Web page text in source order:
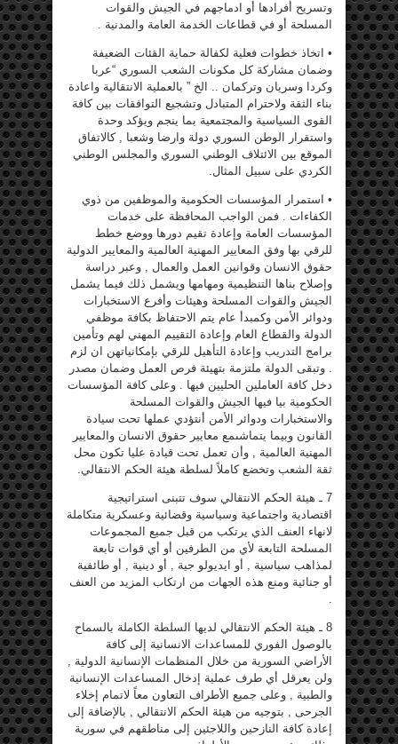
وتسريح أفرادها أو ادماجهم في الجيش والقوات
المسلحة أو في قطاعات الخدمة العامة والمدنية .
• اتخاذ خطوات فعلية لكفالة حماية القئات الضعيفة
وضمان مشاركة كل مكونات الشعب السوري “عربا
وكردا وسريان وتركمان .. الخ ” بالعملية الانتقالية واعادة
بناء الثقة ولاحترام المتبادل وتشجيع التوافقات بين كافة
القوى السياسية والمجتمعية بما ينجم ويؤكد وحدة
واستقرار الوطن السوري دولة وارضا وشعبا , كالاتفاق
الموقع بين الائتلاف الوطني السوري والمجلس الوطني
الكردي على سبيل المثال.
• استمرار المؤسسات الحكومية والموظفين من ذوي
الكفاءات . فمن الواجب المحافظة على خدمات
المؤسسات العامة وإعادة تقيم دورها ووضع خطط
للرقي بها وفق المعايير المهنية العالمية والمعايير الدولية
حقوق الانسان وقوانين العمل والعمال , وعبر دراسة
وإصلاح بناها التنظيمية ومهامها ويشمل ذلك فيما يشمل
الجيش والقوات المسلحة وهيئات وأفرع الاستخبارات
ودوائر الأمن وكمبدأ عام يتم الاحتفاظ بكافة موظفي
الدولة والقطاع العام وإعادة التقييم المهني لهم وتأمين
برامج التدريب وإعادة التأهيل للرقي بإمكانياتهن ان لزم
. وتبقى الدولة ملتزمة بتهيئة فرص العمل وضمان مصدر
دخل كافة العاملين الحليين فيها . وعلى كافة المؤسسات
الحكومية بيا فيها الجيش والقوات المسلحة
والاستخبارات ودوائر الأمن أنتؤدي عملها تحت سيادة
القانون وبيما يتماشىمع معايير حقوق الانسان والمعايير
المهنية العالمية , وأن تعمل تحت قيادة عليا تكون محل
ثقة الشعب وتخضع كاملاً لسلطة هيئة الحكم الانتقالي.
7 ـ هيئة الحكم الانتقالي سوف تتبنى استراتيجية
اقتصادية واجتماعية وسياسية وقضائية وعسكرية متكاملة
لانهاء العنف الذي يرتكب من قبل جميع المجموعات
المسلحة التابعة لأي من الطرفين أو أي قوات تابعة
لمذاهب سياسية , أو ايديولو جية , أو دينية , أو طائفية
أو جنائية ومنع هذه الجهات من ارتكاب المزيد من العنف
.
8 ـ هيئة الحكم الانتقالي لديها السلطة الكاملة بالسماح
بالوصول الفوري للمساعدات الانسانية إلى كافة
الأراضي السورية من خلال المنظمات الإنسانية الدولية ,
ولن يعرقل أي طرف عملية إدخال المساعدات الإنسانية
والطبية , وعلى جميع الأطراف التعاون معاً لاتمام إخلاء
الجرحى , بتوجيه من هيئة الحكم الانتقالي , بالإضافة إلى
إعادة كافة النازحين واللاجئين إلى مناطقهم في سورية